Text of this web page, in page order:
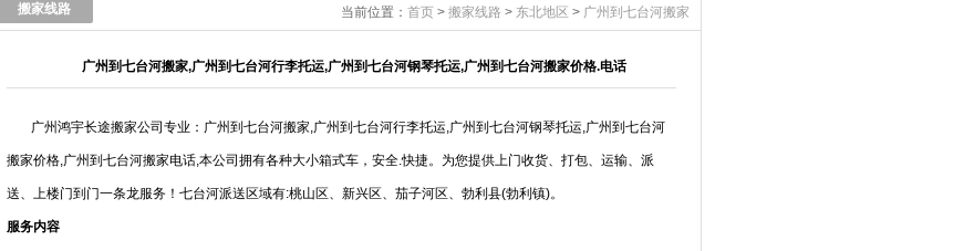
搬家线路 当前位置： 首页 > 搬家线路 > 东北地区 > 广州到七台河搬家
广州到七台河搬家,广州到七台河行李托运,广州到七台河钢琴托运,广州到七台河搬家价格.电话
广州鸿宇长途搬家公司专业：广州到七台河搬家,广州到七台河行李托运,广州到七台河钢琴托运,广州到七台河
搬家价格,广州到七台河搬家电话,本公司拥有各种大小箱式车，安全.快捷。为您提供上门收货、打包、运输、派
送、上楼门到门一条龙服务！七台河派送区域有:桃山区、新兴区、茄子河区、勃利县(勃利镇)。
服务内容